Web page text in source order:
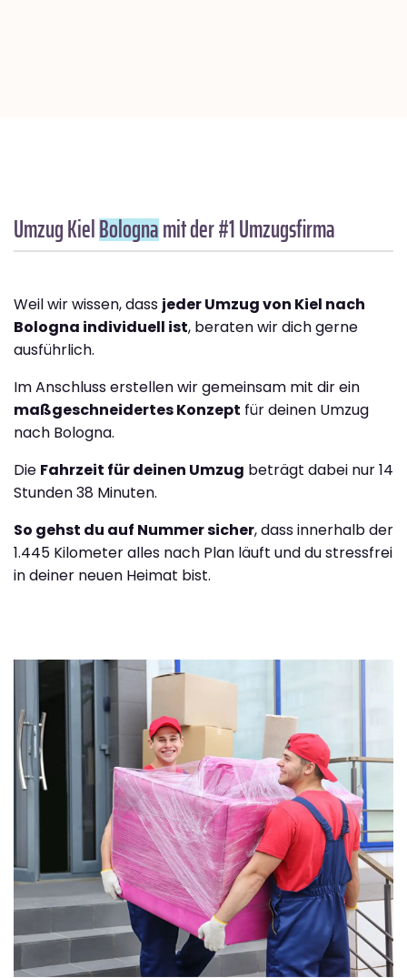
Umzug KielBolognamit der #1 Umzugsfirma
Weil wir wissen, dass jeder Umzug von Kiel nach
Bologna individuell ist, beraten wir dich gerne
ausführlich.
Im Anschluss erstellen wir gemeinsam mit dir ein
maßgeschneidertes Konzept für deinen Umzug
nach Bologna.
Die Fahrzeit für deinen Umzug beträgt dabei nur 14
Stunden 38 Minuten.
So gehst du auf Nummer sicher, dass innerhalb der
1.445 Kilometer alles nach Plan läuft und du stressfrei
in deiner neuen Heimat bist.